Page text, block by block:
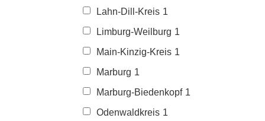
Lahn-Dill-Kreis 1
Limburg-Weilburg 1
Main-Kinzig-Kreis 1
Marburg 1
Marburg-Biedenkopf 1
Odenwaldkreis 1